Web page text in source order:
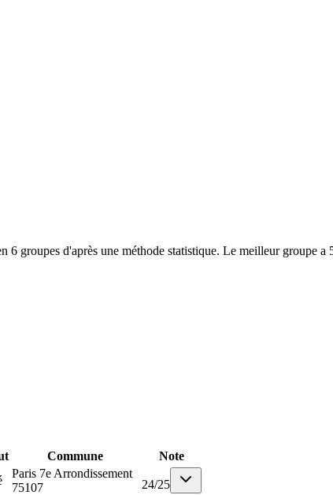
6 groupes d'après une méthode statistique. Le meilleur groupe
Commune
Note
Paris 7e Arrondissement
75107
24/25